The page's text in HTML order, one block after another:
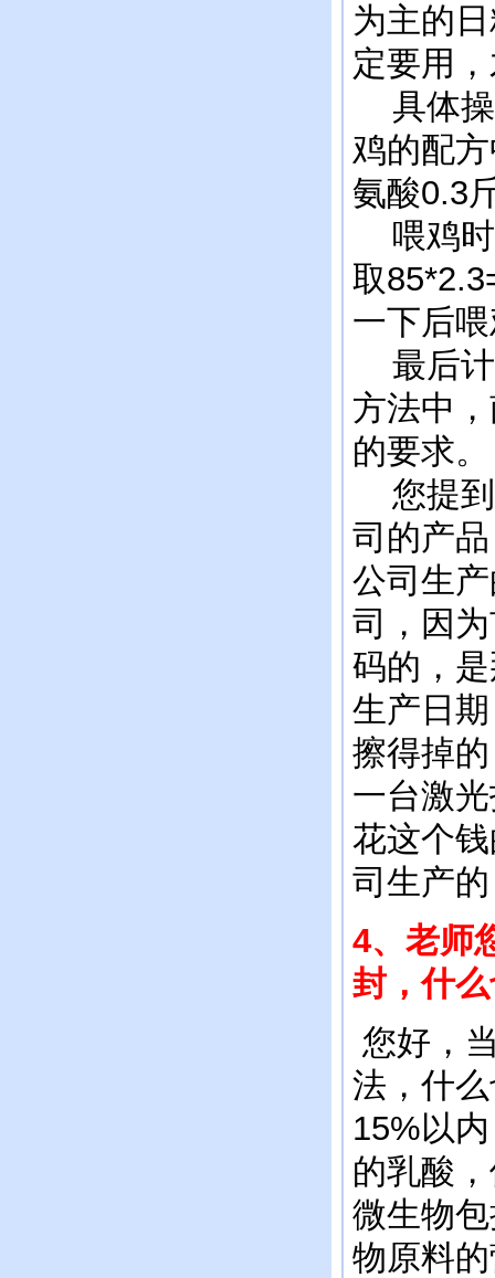
为主的
定要用
具体操
鸡的配
氨酸0.3
喂鸡时
取
一下后
最后计
方法中
的要求。
您提到
司的产
公司生
司，因
码的，
生产日
擦得掉
一台激
花这个
司生产
4、老师
封，什
您好，
法，什
15%以
的乳酸
微生物
物原料